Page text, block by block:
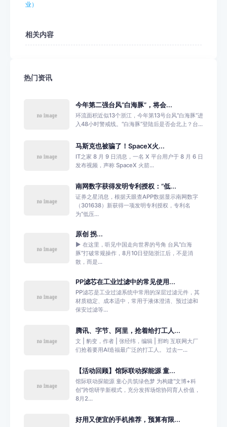
业）
相关内容
热门资讯
今年第二强台风“白海豚”，将会...
环流面积近似13个浙江，今年第13号台风“白海豚”进
入48小时警戒线。“白海豚”登陆后是否会北上？台...
马斯克也被骗了！SpaceX火...
IT之家 8 月 9 日消息，一名 X 平台用户于 8 月 6 日
发布视频，声称 SpaceX 火箭...
南网数字获得发明专利授权：“低...
证券之星消息，根据天眼查APP数据显示南网数字
（301638）新获得一项发明专利授权，专利名
为“低压...
原创 拐...
► 在这里，听见中国走向世界的号角 台风“白海
豚”打破常规操作，8月10日登陆浙江后，不是消
散，而是...
PP滤芯在工业过滤中的常见使用...
PP滤芯是工业过滤系统中常用的深层过滤元件，其
材质稳定、成本适中，常用于液体澄清、预过滤和
保安过滤等...
腾讯、字节、阿里，抢着给打工人...
文 | 豹变，作者 | 张经纬，编辑 | 邢昀 互联网大厂
们抢着要用AI造福最广泛的打工人。 过去一...
【活动回顾】馆际联动探能源 童...
馆际联动探能源 童心共筑绿色梦 为构建“文博+科
创”跨馆研学新模式，充分发挥场馆协同育人价值，
8月2...
好用又便宜的手机推荐，预算有限...